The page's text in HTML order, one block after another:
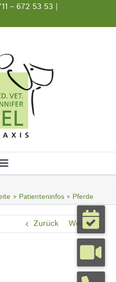
– 672 53 53 |
Toggle
Patienteninfos Pferde
Zurück Weiter